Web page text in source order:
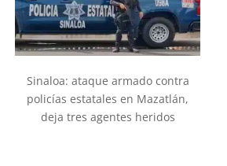
Sinaloa: ataque armado contra
policías estatales en Mazatlán,
deja tres agentes heridos